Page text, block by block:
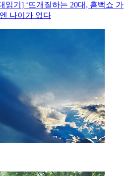
읽기] ‘뜨개질하는 20대, 흠뻑쇼 가
나이가 없다